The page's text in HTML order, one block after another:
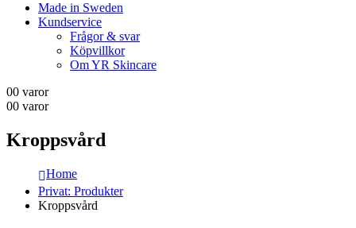
Made in Sweden
Kundservice
Frågor & svar
Köpvillkor
Om YR Skincare
00 varor
00 varor
Kroppsvård
Home
Privat: Produkter
Kroppsvård